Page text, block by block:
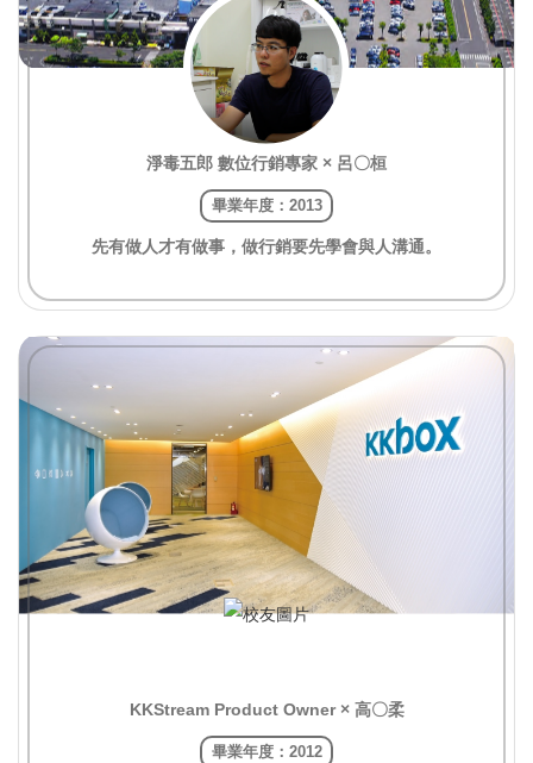
淨毒五郎 數位行銷專家 × 呂〇桓
畢業年度：2013
先有做人才有做事，做行銷要先學會與人溝通。
KKStream Product Owner × 高〇柔
畢業年度：2012